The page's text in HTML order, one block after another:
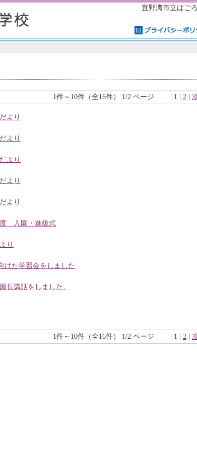
宜野湾市立はご
1件～10件（全16件） 1/2 ページ | 1 | 2
より
より
より
より
より
度 入園・進級式
り
けた学習会をしました
長講話をしました。
1件～10件（全16件） 1/2 ページ | 1 | 2